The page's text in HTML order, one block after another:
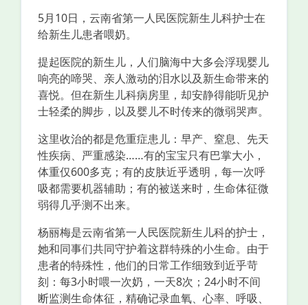
5月10日，云南省第一人民医院新生儿科护士在
给新生儿患者喂奶。
提起医院的新生儿，人们脑海中大多会浮现婴儿
响亮的啼哭、亲人激动的泪水以及新生命带来的
喜悦。但在新生儿科病房里，却安静得能听见护
士轻柔的脚步，以及婴儿不时传来的微弱哭声。
这里收治的都是危重症患儿：早产、窒息、先天
性疾病、严重感染……有的宝宝只有巴掌大小，
体重仅600多克；有的皮肤近乎透明，每一次呼
吸都需要机器辅助；有的被送来时，生命体征微
弱得几乎测不出来。
杨丽梅是云南省第一人民医院新生儿科的护士，
她和同事们共同守护着这群特殊的小生命。由于
患者的特殊性，他们的日常工作细致到近乎苛
刻：每3小时喂一次奶，一天8次；24小时不间
断监测生命体征，精确记录血氧、心率、呼吸、